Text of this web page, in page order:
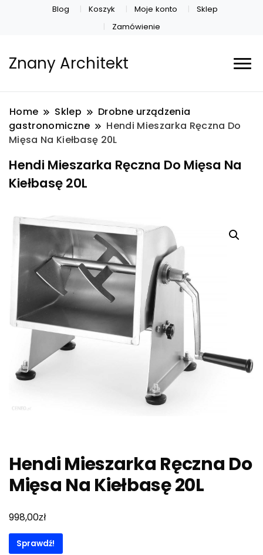
Blog Koszyk Moje konto
Sklep
Zamówienie
Znany Architekt
Home Sklep
Drobne urządzenia
gastronomiczne
Hendi Mieszarka Ręczna Do
Mięsa Na Kiełbasę 20L
Hendi Mieszarka Ręczna Do Mięsa Na
Kiełbasę 20L
Hendi Mieszarka Ręczna Do
Mięsa Na Kiełbasę 20L
998,00zł
Sprawdź!